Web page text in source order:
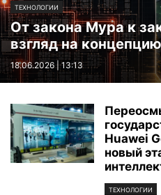
ТЕХНОЛОГИИ
От закона Мура к
взгляд на
18.06.2026 | 13:13
Huawei
новый
ТЕХНОЛОГИИ